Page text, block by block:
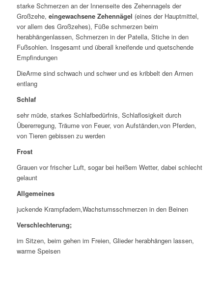
starke Schmerzen an der Innenseite des Zehennagels der
Großzehe, eingewachsene Zehennägel (eines der Hauptmittel,
vor allem des Großzehes), Füße schmerzen beim
herabhängenlassen, Schmerzen in der Patella, Stiche in den
Fußsohlen. Insgesamt und überall kneifende und quetschende
Empfindungen
DieArme sind schwach und schwer und es kribbelt den Armen
entlang
Schlaf
sehr müde, starkes Schlafbedürfnis, Schlaflosigkeit durch
Übererregung, Träume von Feuer, von Aufständen,von Pferden,
von Tieren gebissen zu werden
Frost
Grauen vor frischer Luft, sogar bei heißem Wetter, dabei schlecht
gelaunt
Allgemeines
juckende Krampfadern,Wachstumsschmerzen in den Beinen
Verschlechterung;
im Sitzen, beim gehen im Freien, Glieder herabhängen lassen,
warme Speisen